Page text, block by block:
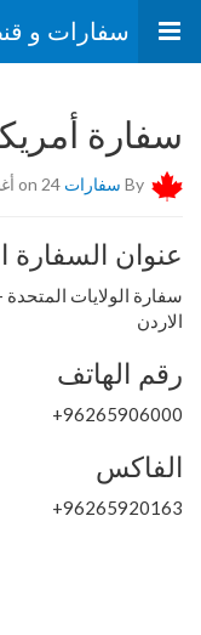
سفارات و
سفارة
By سفارات
عنوان السفارة
سفارة الولايات
الاردن
رقم الهاتف
96265906000+
الفاكس
96265920163+